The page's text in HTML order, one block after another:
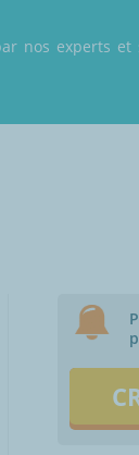
nos experts et